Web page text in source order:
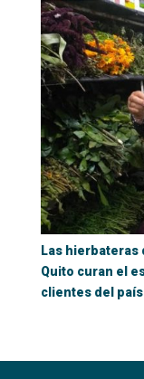
Las hierbateras
Quito curan el
clientes del país